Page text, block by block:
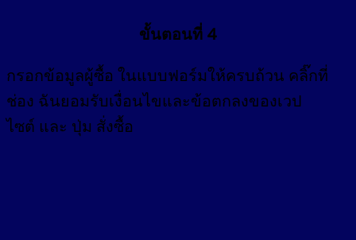
ขั้นตอนที่ 4
กรอกข้อมูลผู้ซื้อ ในแบบฟอร์มให้ครบถ้วน คลิ๊กที่
ช่อง ฉันยอมรับเงื่อนไขและข้อตกลงของเวป
ไซต์ และ ปุ่ม สั่งซื้อ